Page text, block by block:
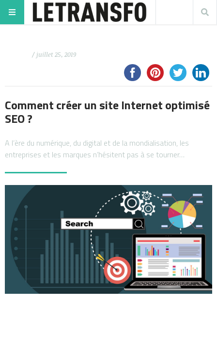
/ juillet 25, 2019
Comment créer un site Internet optimisé
SEO ?
A l’ère du numérique, du digital et de la mondialisation, les
entreprises et les marques n’hésitent pas à se tourner…